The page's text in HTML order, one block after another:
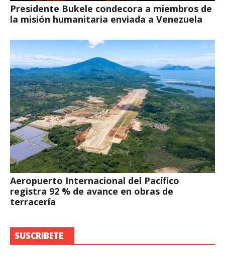
Presidente Bukele condecora a miembros de
la misión humanitaria enviada a Venezuela
Aeropuerto Internacional del Pacífico
registra 92 % de avance en obras de
terracería
SUSCRIBETE